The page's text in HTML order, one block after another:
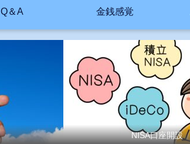
Q＆A 金銭感覚
NISA口座開設